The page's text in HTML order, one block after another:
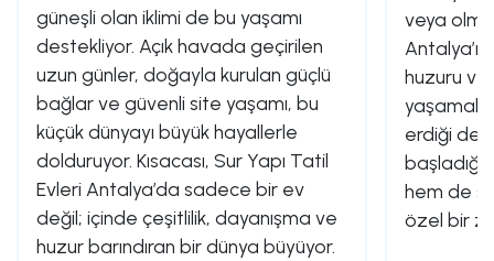
güneşli olan iklimi de bu yaşamı
destekliyor. Açık havada geçirilen
uzun günler, doğayla kurulan güçlü
bağlar ve güvenli site yaşamı, bu
küçük dünyayı büyük hayallerle
dolduruyor. Kısacası, Sur Yapı Tatil
Evleri Antalya’da sadece bir ev
değil; içinde çeşitlilik, dayanışma ve
huzur barındıran bir dünya büyüyor.
veya
huzuru ve
erdiği
hem de
özel bir